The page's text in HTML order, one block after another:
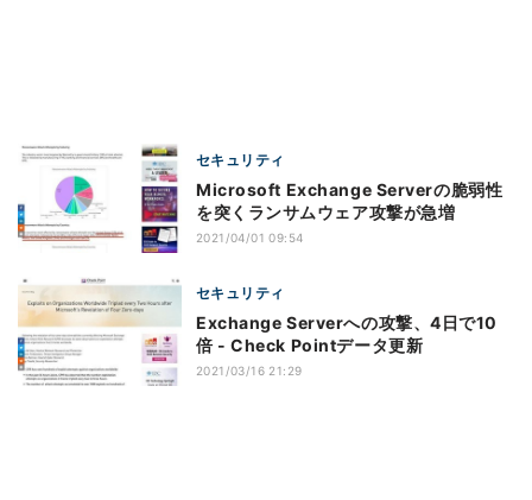
セキュリティ
Microsoft Exchange Serverの脆弱性
を突くランサムウェア攻撃が急増
2021/04/01 09:54
セキュリティ
Exchange Serverへの攻撃、4日で10
倍 - Check Pointデータ更新
2021/03/16 21:29